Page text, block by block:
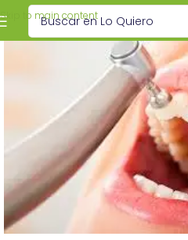
Skip to main content